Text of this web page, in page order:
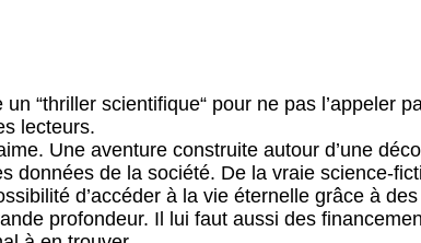
“thriller scientifique“ pour ne pas l’appeler
lecteurs.
Une aventure construite autour d’une
données de la société. De la vraie science-
d’accéder à la vie éternelle grâce à des
profondeur. Il lui faut aussi des